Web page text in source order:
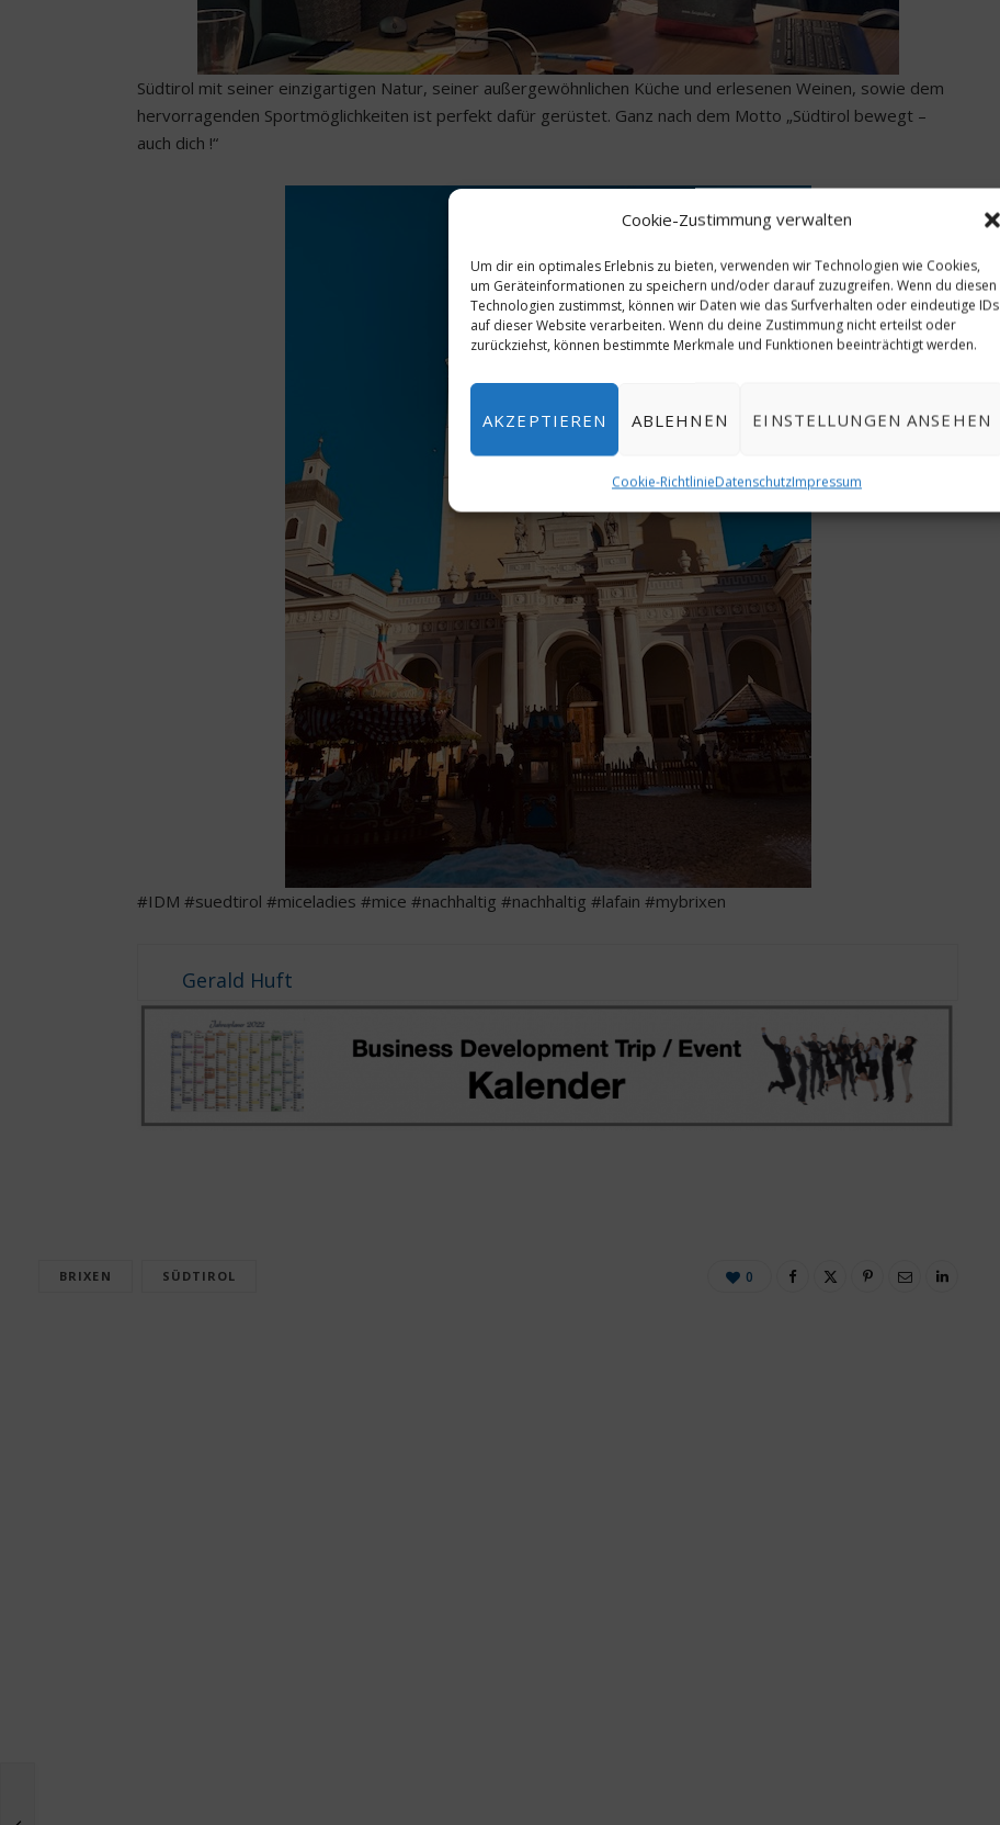
Cookie-Zustimmung verwalten
Um dir ein optimales Erlebnis zu bieten, verwenden wir Technologien wie Cookies,
um Geräteinformationen zu speichern und/oder darauf zuzugreifen. Wenn du diesen
Technologien zustimmst, können wir Daten wie das Surfverhalten oder eindeutige IDs
auf dieser Website verarbeiten. Wenn du deine Zustimmung nicht erteilst oder
zurückziehst, können bestimmte Merkmale und Funktionen beeinträchtigt werden.
AKZEPTIEREN ABLEHNEN EINSTELLUNGEN ANSEHEN
Cookie-RichtlinieDatenschutzImpressum
Südtirol mit seiner einzigartigen Natur, seiner außergewöhnlichen Küche und erlesenen Weinen, sowie dem
hervorragenden Sportmöglichkeiten ist perfekt dafür gerüstet. Ganz nach dem Motto „Südtirol bewegt –
auch dich !“
#IDM #suedtirol #miceladies #mice #nachhaltig #nachhaltig #lafain #mybrixen
Gerald Huft
BRIXEN SÜDTIROL 0